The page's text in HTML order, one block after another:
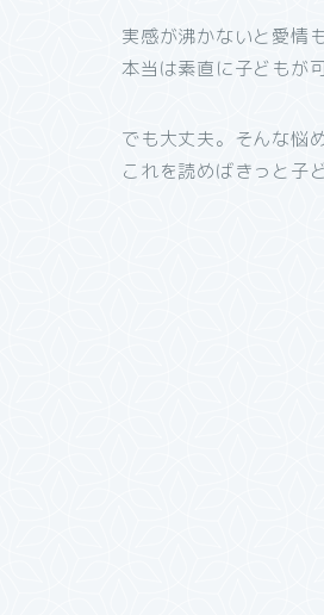
実感が沸かないと愛情
本当は素直に子どもが
でも大丈夫。そんな悩
これを読めばきっと子